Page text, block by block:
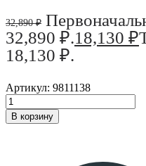
32,890₽
32,890 ₽.18,130 ₽
18,130 ₽.
Артикул: 9811138
В корзину